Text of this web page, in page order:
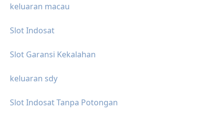
keluaran macau
Slot Indosat
Slot Garansi Kekalahan
keluaran sdy
Slot Indosat Tanpa Potongan